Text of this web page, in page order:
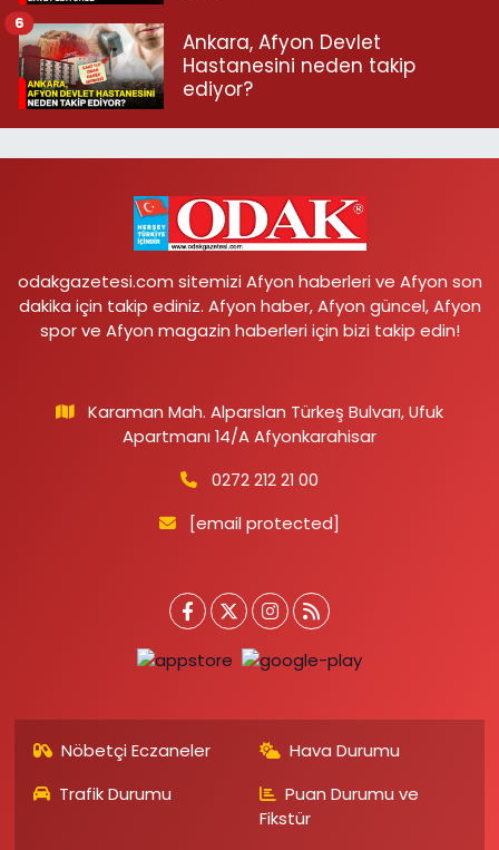
Ankara, Afyon Devlet
Hastanesini neden takip
ediyor?
6
odakgazetesi.com sitemizi Afyon haberleri ve Afyon son
dakika için takip ediniz. Afyon haber, Afyon güncel, Afyon
spor ve Afyon magazin haberleri için bizi takip edin!
Karaman Mah. Alparslan Türkeş Bulvarı, Ufuk
Apartmanı 14/A Afyonkarahisar
0272 212 21 00
[email protected]
Nöbetçi Eczaneler
Hava Durumu
Trafik Durumu
Puan Durumu ve
Fikstür